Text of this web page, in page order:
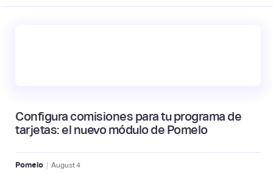
Configura comisiones para tu programa de
tarjetas: el nuevo módulo de Pomelo
Pomelo | August4